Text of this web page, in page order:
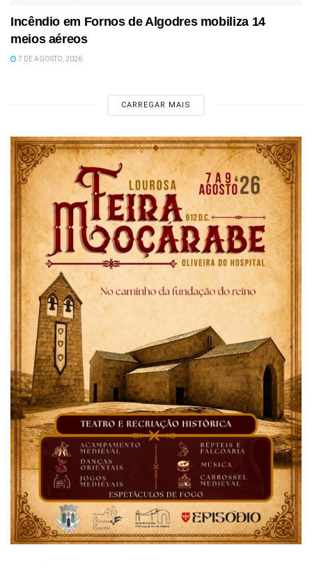
Incêndio em Fornos de Algodres mobiliza 14
meios aéreos
7 DE AGOSTO, 2026
CARREGAR MAIS